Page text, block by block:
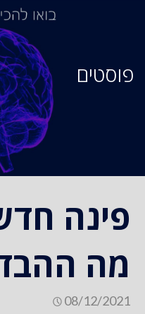
פוסטים
פינה
מה
08/12/2021